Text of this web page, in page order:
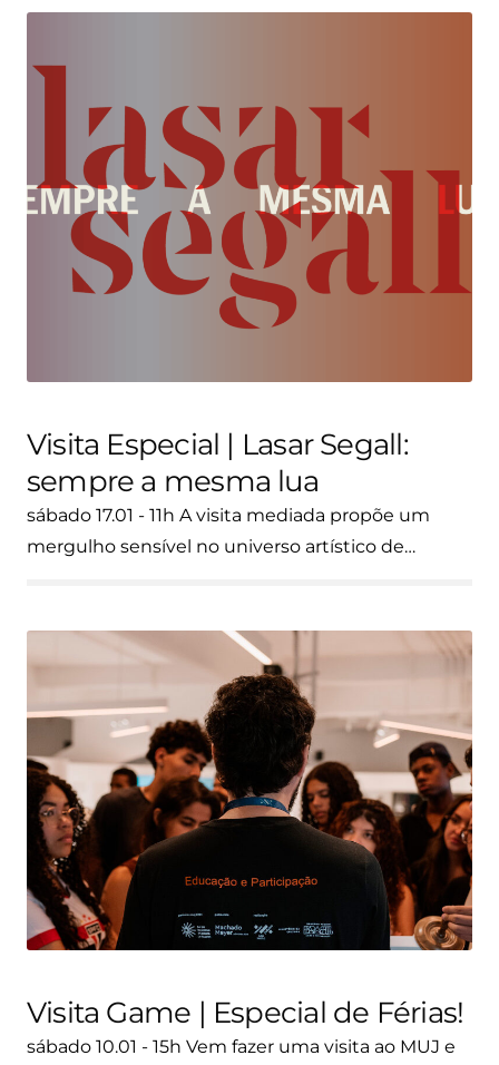
Visita Especial | Lasar Segall:
sempre a mesma lua
sábado 17.01 - 11h A visita mediada propõe um
mergulho sensível no universo artístico de…
Visita Game | Especial de Férias!
sábado 10.01 - 15h Vem fazer uma visita ao MUJ e